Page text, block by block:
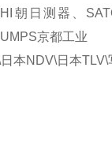
朝日测器、
京都工业
本NDV\日本TLV\